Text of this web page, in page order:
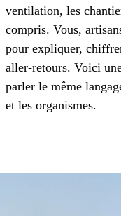
ventilation, les
compris. Vous,
pour expliquer,
aller-retours. Voici
parler le même
et les organismes.